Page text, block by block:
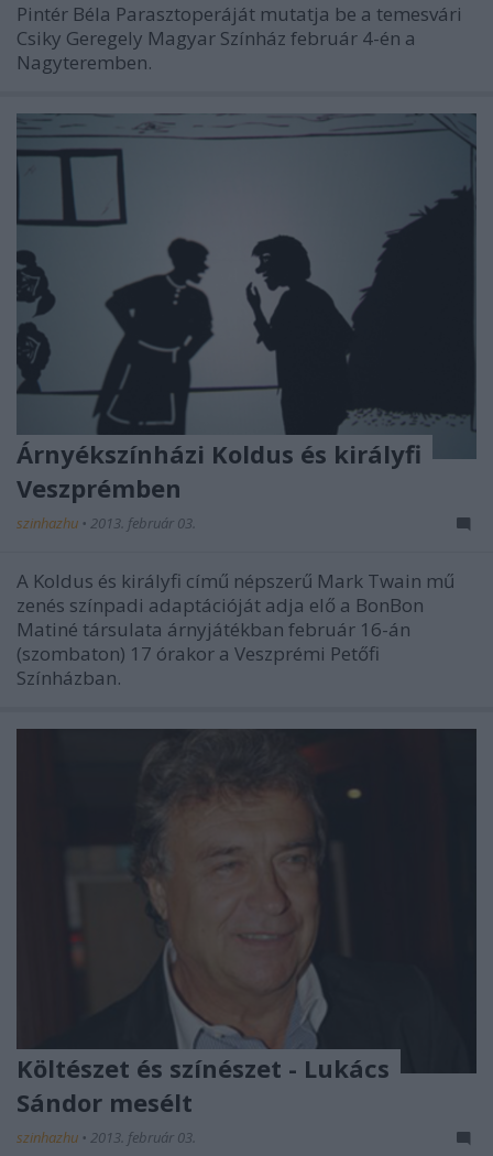
Pintér Béla Parasztoperáját mutatja be a temesvári
Csiky Geregely Magyar Színház február 4-én a
Nagyteremben.
Árnyékszínházi Koldus és királyfi
Veszprémben
szinhazhu • 2013. február 03.
A Koldus és királyfi című népszerű Mark Twain mű
zenés színpadi adaptációját adja elő a BonBon
Matiné társulata árnyjátékban február 16-án
(szombaton) 17 órakor a Veszprémi Petőfi
Színházban.
Költészet és színészet - Lukács
Sándor mesélt
szinhazhu • 2013. február 03.